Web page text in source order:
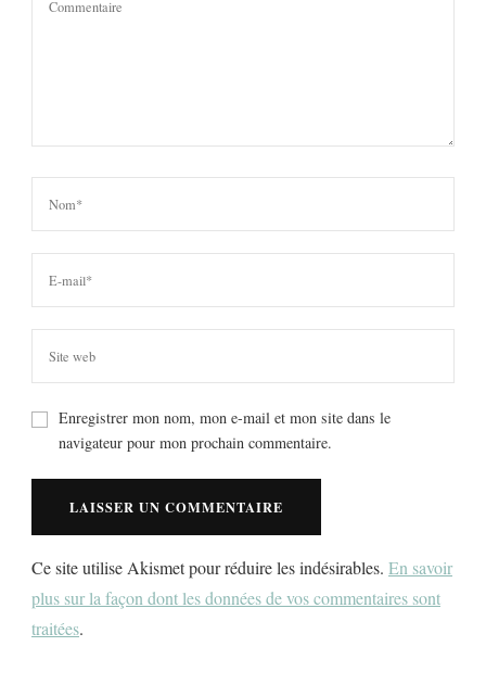
Enregistrer mon nom, mon e-mail et mon site dans le
navigateur pour mon prochain commentaire.
Ce site utilise Akismet pour réduire les indésirables. En savoir
plus sur la façon dont les données de vos commentaires sont
traitées.